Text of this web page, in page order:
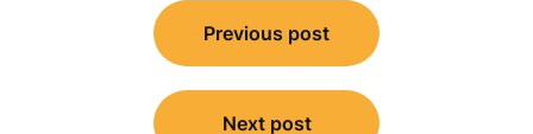
navigation
Previous post
Next post